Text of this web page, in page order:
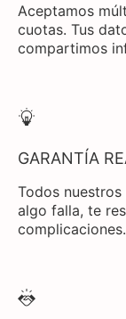
Aceptamos
cuotas. Tus
compartimos
GARANTÍA
Todos
algo falla, te
complicaciones.